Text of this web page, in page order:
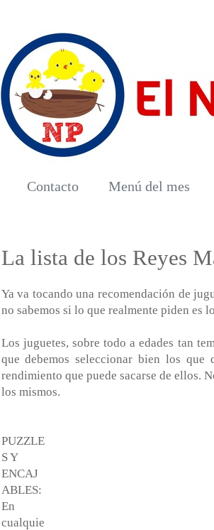
Contacto Menú del mes
La lista de los Reyes
Ya va tocando una recomendación de
no sabemos si lo que realmente piden es
Los juguetes, sobre todo a edades tan
que debemos seleccionar bien los
rendimiento que puede sacarse de ellos.
los mismos.
PUZZLE
S Y
ENCAJ
ABLES:
En
cualquie